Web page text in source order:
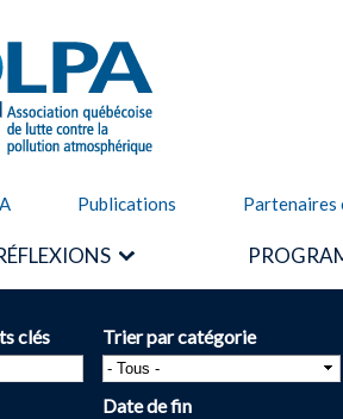
Publications Partenaires
clés Trier par catégorie
Date de fin